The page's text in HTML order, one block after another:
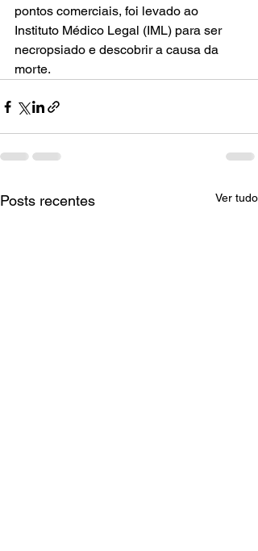
pontos comerciais, foi levado ao
Instituto Médico Legal (IML) para ser
necropsiado e descobrir a causa da
morte.
Posts recentes Ver tudo